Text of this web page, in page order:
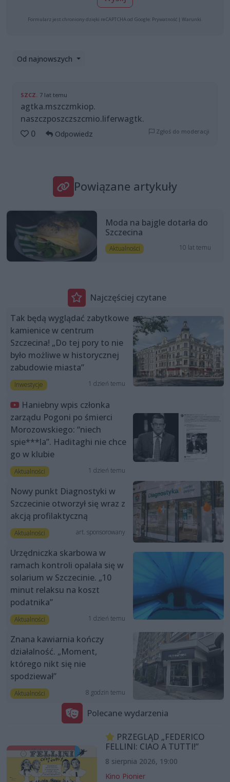
Formularz jest chroniony dzięki reCAPTCHA od Google: Prywatność | Warunki
Od najnowszych
SZCZ. 7 lat temu
agtka.mszczmkiop.
naszczposzczszcmio.liferwagtk.
0
Odpowiedz Zgłoś do moderacji
Powiązane artykuły
Moda na bajgle dotarła do
Szczecina
Aktualności 10 lat temu
Najczęściej czytane
Tak będą wyglądać zabytkowe
kamienice w centrum
Szczecina! „Do tej pory to nie
było możliwe w historycznej
zabudowie miasta”
Inwestycje 1 dzień temu
Haniebny wpis członka
zarządu Pogoni po śmierci
Morozowskiego: “niech
spie***la”. Haditaghi nie chce
go w klubie
Aktualności 1 dzień temu
Nowy punkt Diagnostyki w
Szczecinie otworzył się wraz z
akcją profilaktyczną
Aktualności art. sponsorowany
Urzędniczka skarbowa w
ramach kontroli opalała się w
solarium w Szczecinie. „10
minut relaksu na koszt
podatnika”
Aktualności 1 dzień temu
Znana kawiarnia kończy
działalność. „Moment,
którego nikt się nie
spodziewał”
Aktualności 8 godzin temu
Polecane wydarzenia
PRZEGLĄD „FEDERICO
FELLINI: CIAO A TUTTI!”
8 sierpnia 2026, 19:00
Kino Pionier